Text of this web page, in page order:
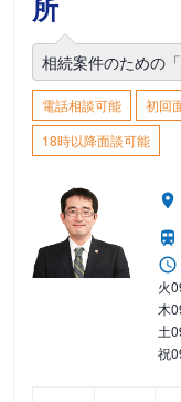
所
相続案件のための
電話相談可能 初回
18時以降面談可能
火
木
土
祝